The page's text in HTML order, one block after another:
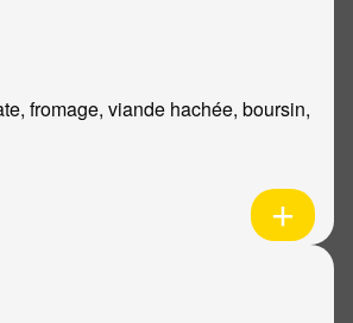
fromage, viande hachée, boursin,